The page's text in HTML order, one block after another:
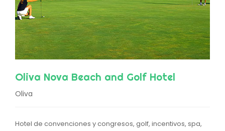
Oliva Nova Beach and Golf Hotel
Oliva
Hotel de convenciones y congresos, golf, incentivos, spa,